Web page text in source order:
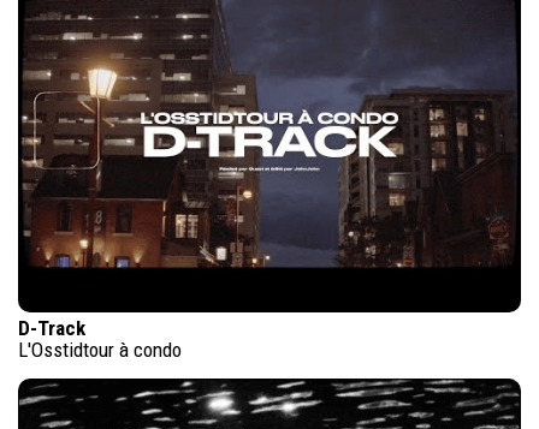
D-Track
L'Osstidtour à condo